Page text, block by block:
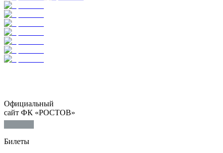
Официальный
сайт ФК «РОСТОВ»
Билеты